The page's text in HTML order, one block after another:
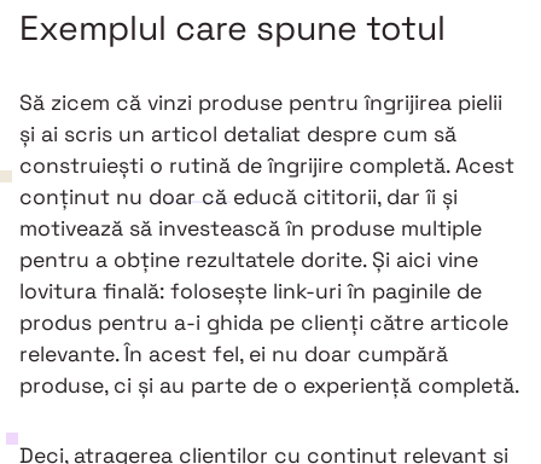
Exemplul care spune totul
Să zicem că vinzi produse pentru îngrijirea pielii
și ai scris un articol detaliat despre cum să
construiești o rutină de îngrijire completă. Acest
conținut nu doar că educă cititorii, dar îi și
motivează să investească în produse multiple
pentru a obține rezultatele dorite. Și aici vine
lovitura finală: folosește link-uri în paginile de
produs pentru a-i ghida pe clienți către articole
relevante. În acest fel, ei nu doar cumpără
produse, ci și au parte de o experiență completă.
Deci, atragerea clienților cu conținut relevant și